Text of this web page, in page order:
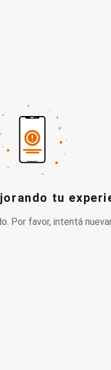
tu
Por favor, intentá